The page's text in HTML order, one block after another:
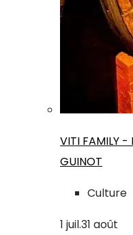
VITI FAMILY -
GUINOT
Culture
1 juil.31 août